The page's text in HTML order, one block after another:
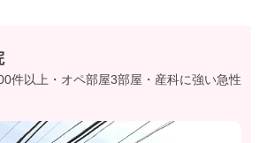
件以上・オペ部屋3部屋・産科に強い急性